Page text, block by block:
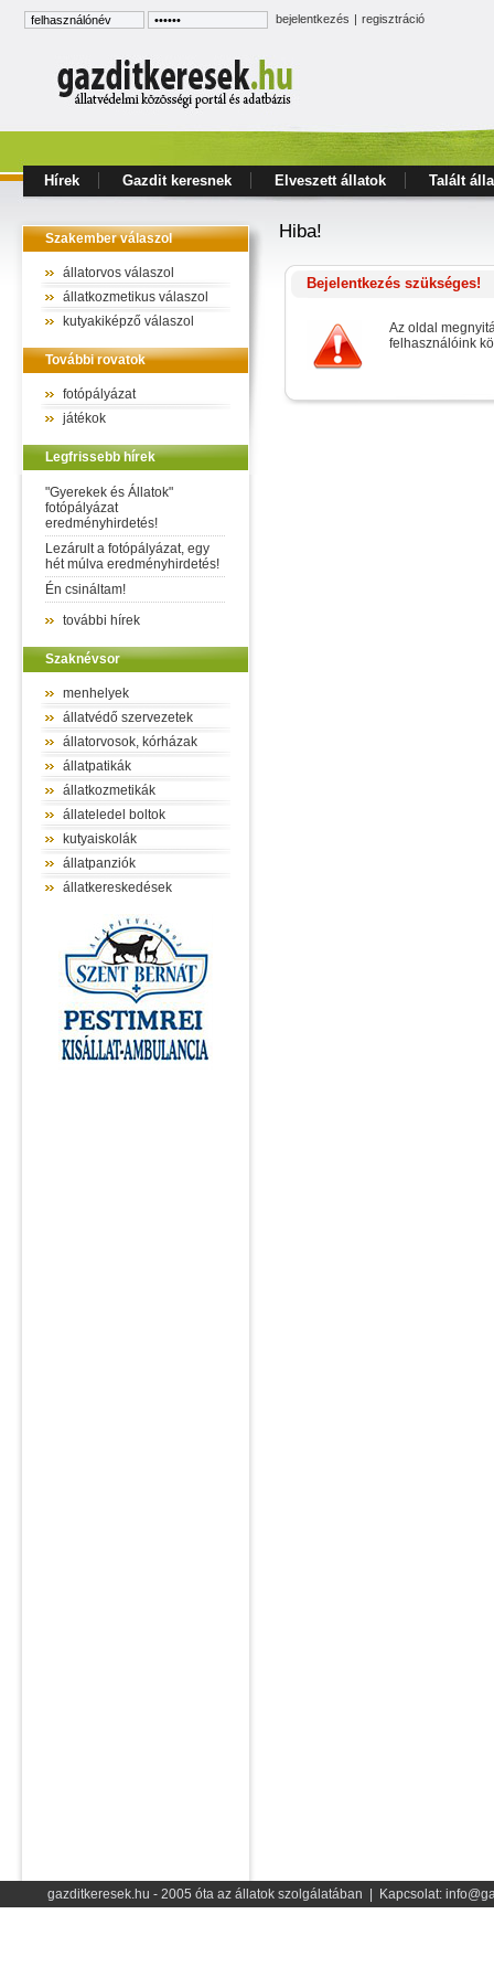
bejelentkezés | regisztráció
Hírek Gazdit keresnek Elveszett állatok Talált
Szakember válaszol
állatorvos válaszol
állatkozmetikus válaszol
kutyakiképző válaszol
További rovatok
fotópályázat
játékok
Legfrissebb hírek
"Gyerekek és Állatok"
fotópályázat
eredményhirdetés!
Lezárult a fotópályázat, egy
hét múlva eredményhirdetés!
Én csináltam!
további hírek
Szaknévsor
menhelyek
állatvédő szervezetek
állatorvosok, kórházak
állatpatikák
állatkozmetikák
állateledel boltok
kutyaiskolák
állatpanziók
állatkereskedések
Hiba!
Bejelentkezés szükséges!
Az oldal
felhasználóink
gazditkeresek.hu - 2005 óta az állatok szolgálatában | Kapcsolat: